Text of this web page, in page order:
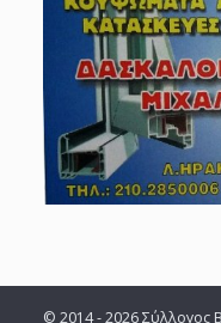
© 2014 - 2026 Σύλλογος